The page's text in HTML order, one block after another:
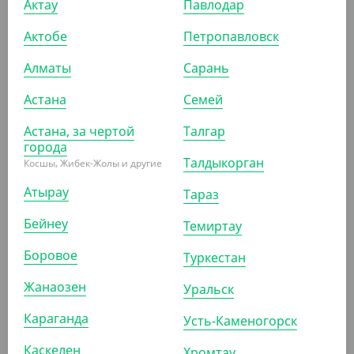
2 510₸
Бургер бокс ECO BURGER L,
DoECO
УП (50) КОР (150)
-8%
1 660.50
Салатник OpSalad без
крышки, 400 мл, DoEco
УП (50) КОР (800)
АРТ. 3342101
-8%
АРТ. 33425
-9%
Актау
Актобе
Алматы
Астана
Астана, за чертой
города
Косшы, Жибек-Жолы и другие
Атырау
Бейнеу
Боровое
Жанаозен
Караганда
Каскелен
Павлодар
Петропавловск
Сарань
Семей
Талгар
Талдыкорган
Тараз
Темиртау
Туркестан
Уральск
Усть-Каменогорск